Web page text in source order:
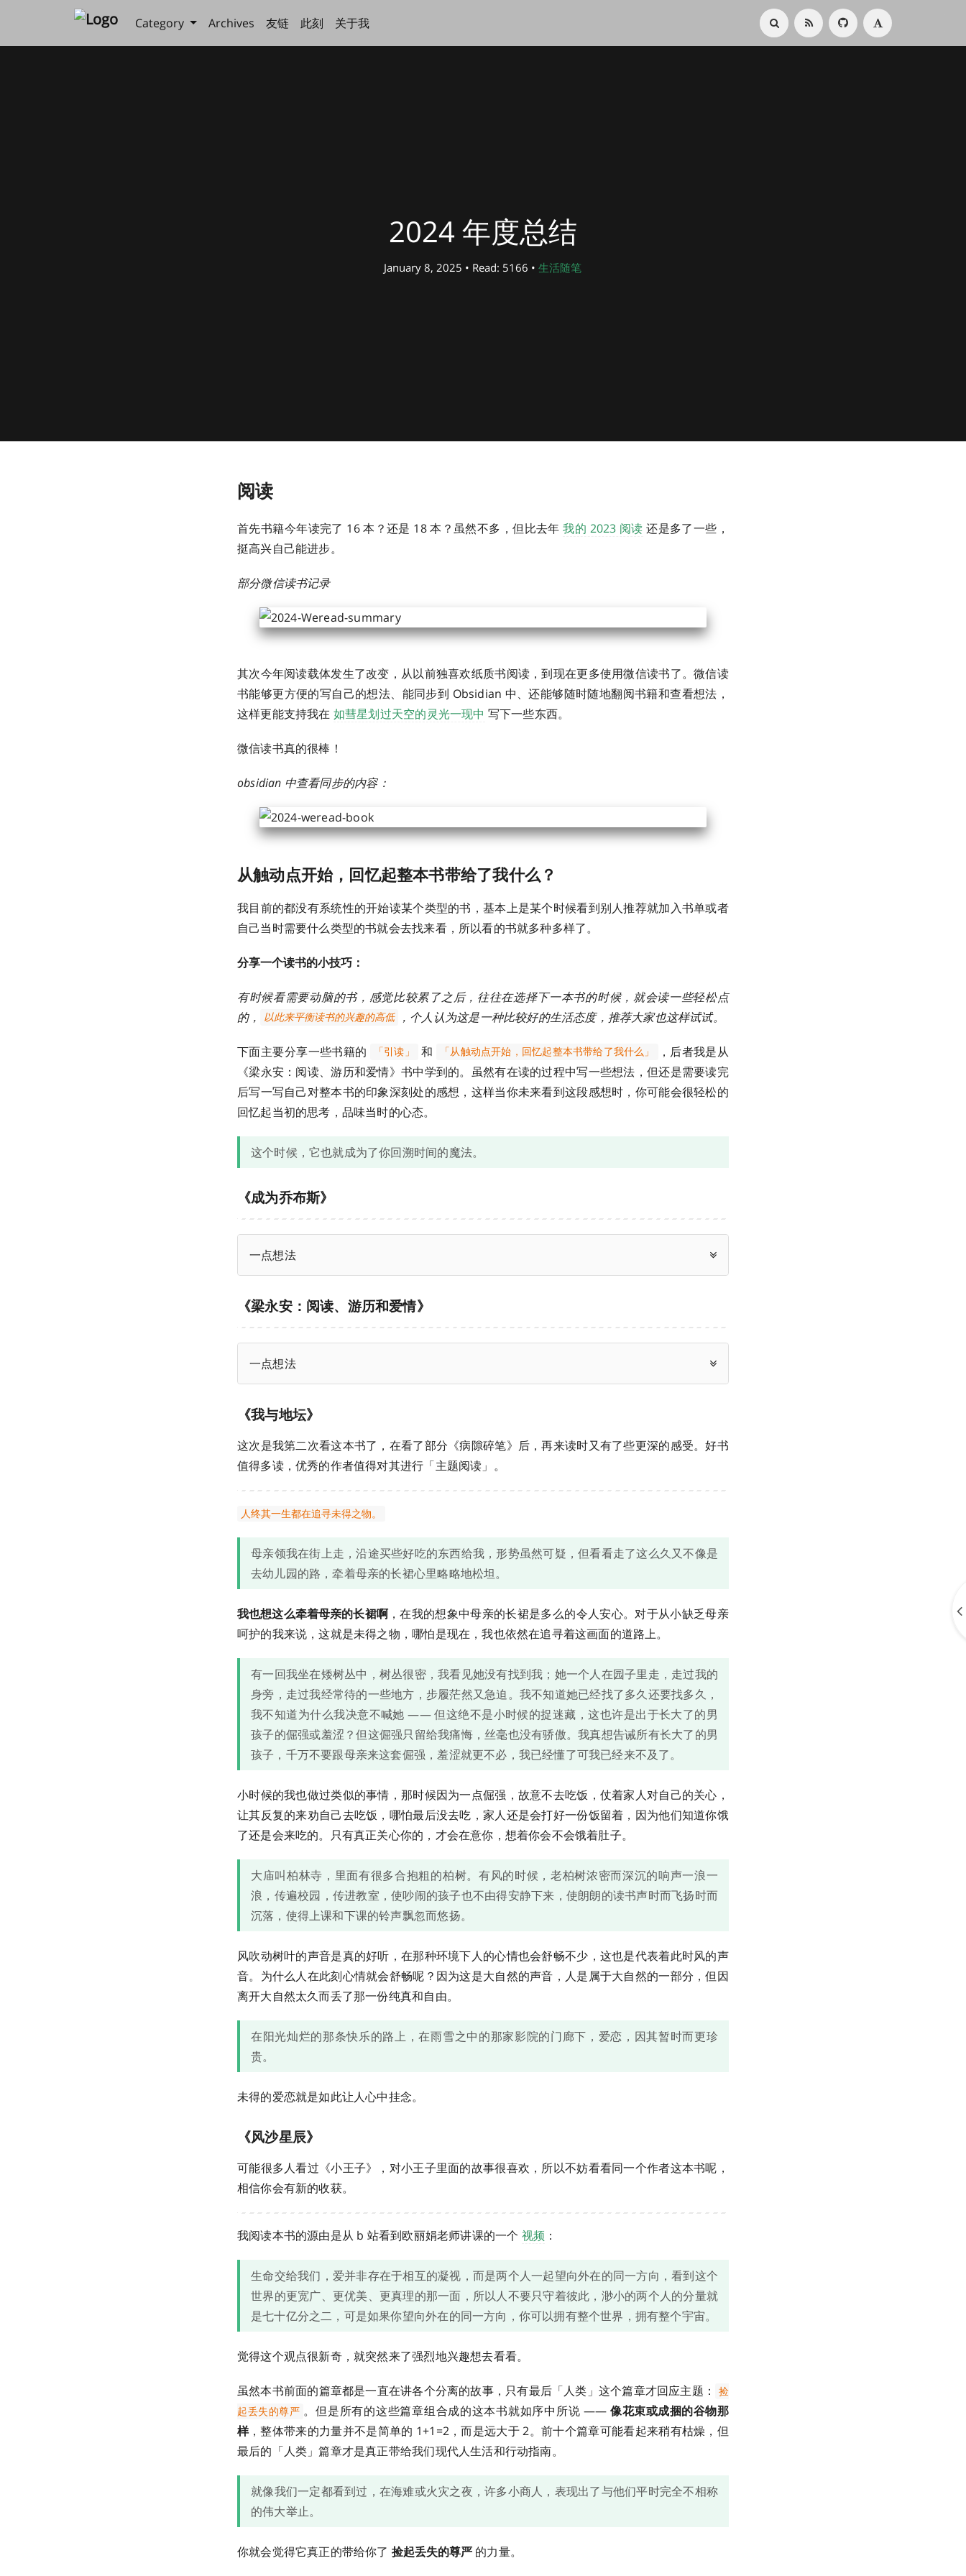
Category Archives 友链 此刻 关于我
2024 年度总结
January 8, 2025 • Read: 5166 • 生活随笔
阅读
首先书籍今年读完了 16 本？还是 18 本？虽然不多，但比去年我的 2023 阅读 还是多了一些，
挺高兴自己能进步。
部分微信读书记录
其次今年阅读载体发生了改变，从以前独喜欢纸质书阅读，到现在更多使用微信读书了。微信读
书能够更方便的写自己的想法、能同步到 Obsidian 中、还能够随时随地翻阅书籍和查看想法，
这样更能支持我在 如彗星划过天空的灵光一现中 写下一些东西。
微信读书真的很棒！
obsidian 中查看同步的内容：
从触动点开始，回忆起整本书带给了我什么？
我目前的都没有系统性的开始读某个类型的书，基本上是某个时候看到别人推荐就加入书单或者
自己当时需要什么类型的书就会去找来看，所以看的书就多种多样了。
分享一个读书的小技巧：
有时候看需要动脑的书，感觉比较累了之后，往往在选择下一本书的时候，就会读一些轻松点
的，
以此来平衡读书的兴趣的高低 ，个人认为这是一种比较好的生活态度，推荐大家也这样试试。
下面主要分享一些书籍的 「引读」 和 「从触动点开始，回忆起整本书带给了我什么」
，后者我是从
《梁永安：阅读、游历和爱情》书中学到的。虽然有在读的过程中写一些想法，但还是需要读完
后写一写自己对整本书的印象深刻处的感想，这样当你未来看到这段感想时，你可能会很轻松的
回忆起当初的思考，品味当时的心态。
这个时候，它也就成为了你回溯时间的魔法。
《成为乔布斯》
一点想法
《梁永安：阅读、游历和爱情》
一点想法
《我与地坛》
这次是我第二次看这本书了，在看了部分《病隙碎笔》后，再来读时又有了些更深的感受。好书
值得多读，优秀的作者值得对其进行「主题阅读」。
人终其一生都在追寻未得之物。
母亲领我在街上走，沿途买些好吃的东西给我，形势虽然可疑，但看看走了这么久又不像是
去幼儿园的路，牵着母亲的长裙心里略略地松坦。
我也想这么牵着母亲的长裙啊，在我的想象中母亲的长裙是多么的令人安心。对于从小缺乏母亲
呵护的我来说，这就是未得之物，哪怕是现在，我也依然在追寻着这画面的道路上。
有一回我坐在矮树丛中，树丛很密，我看见她没有找到我；她一个人在园子里走，走过我的
身旁，走过我经常待的一些地方，步履茫然又急迫。我不知道她已经找了多久还要找多久，
我不知道为什么我决意不喊她 —— 但这绝不是小时候的捉迷藏，这也许是出于长大了的男
孩子的倔强或羞涩？但这倔强只留给我痛悔，丝毫也没有骄傲。我真想告诫所有长大了的男
孩子，千万不要跟母亲来这套倔强，羞涩就更不必，我已经懂了可我已经来不及了。
小时候的我也做过类似的事情，那时候因为一点倔强，故意不去吃饭，仗着家人对自己的关心，
让其反复的来劝自己去吃饭，哪怕最后没去吃，家人还是会打好一份饭留着，因为他们知道你饿
了还是会来吃的。只有真正关心你的，才会在意你，想着你会不会饿着肚子。
大庙叫柏林寺，里面有很多合抱粗的柏树。有风的时候，老柏树浓密而深沉的响声一浪一
浪，传遍校园，传进教室，使吵闹的孩子也不由得安静下来，使朗朗的读书声时而飞扬时而
沉落，使得上课和下课的铃声飘忽而悠扬。
风吹动树叶的声音是真的好听，在那种环境下人的心情也会舒畅不少，这也是代表着此时风的声
音。为什么人在此刻心情就会舒畅呢？因为这是大自然的声音，人是属于大自然的一部分，但因
离开大自然太久而丢了那一份纯真和自由。
在阳光灿烂的那条快乐的路上，在雨雪之中的那家影院的门廊下，爱恋，因其暂时而更珍
贵。
未得的爱恋就是如此让人心中挂念。
《风沙星辰》
可能很多人看过《小王子》，对小王子里面的故事很喜欢，所以不妨看看同一个作者这本书呢，
相信你会有新的收获。
我阅读本书的源由是从 b 站看到欧丽娟老师讲课的一个 视频 ：
生命交给我们，爱并非存在于相互的凝视，而是两个人一起望向外在的同一方向，看到这个
世界的更宽广、更优美、更真理的那一面，所以人不要只守着彼此，渺小的两个人的分量就
是七十亿分之二，可是如果你望向外在的同一方向，你可以拥有整个世界，拥有整个宇宙。
觉得这个观点很新奇，就突然来了强烈地兴趣想去看看。
虽然本书前面的篇章都是一直在讲各个分离的故事，只有最后「人类」这个篇章才回应主题：
捡
起丢失的尊严 。但是所有的这些篇章组合成的这本书就如序中所说 ——像花束或成捆的谷物那
样，整体带来的力量并不是简单的 1+1=2，而是远大于 2。前十个篇章可能看起来稍有枯燥，但
最后的「人类」篇章才是真正带给我们现代人生活和行动指南。
就像我们一定都看到过，在海难或火灾之夜，许多小商人，表现出了与他们平时完全不相称
的伟大举止。
你就会觉得它真正的带给你了 捡起丢失的尊严的力量。